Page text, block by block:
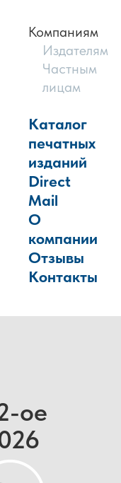
Компаниям
Издателям
Частным
лицам
Каталог
печатных
изданий
Direct
Mail
О
компании
Отзывы
Контакты
ое